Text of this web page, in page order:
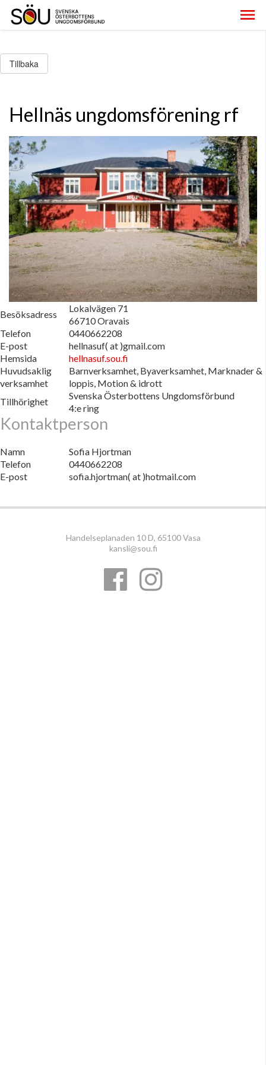
Tillbaka
Hellnäs ungdomsförening rf
Besöksadress
Lokalvägen 71
66710 Oravais
Telefon
0440662208
E-post
hellnasuf( at )gmail.com
Hemsida
hellnasuf.sou.fi
Huvudsaklig
verksamhet
Barnverksamhet, Byaverksamhet, Marknader &
loppis, Motion & idrott
Tillhörighet
Svenska Österbottens Ungdomsförbund
4:e ring
Kontaktperson
Namn
Sofia Hjortman
Telefon
0440662208
E-post
sofia.hjortman( at )hotmail.com
Handelseplanaden 10 D, 65100 Vasa
kansli@sou.fi